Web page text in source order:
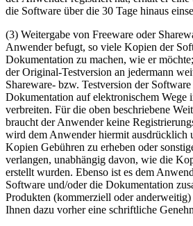
die Software über die 30 Tage hinaus
(3) Weitergabe von Freeware oder
Anwender befugt, so viele Kopien der
Dokumentation zu machen, wie er
der Original-Testversion an jedermann
Shareware- bzw. Testversion der
Dokumentation auf elektronischem Wege
verbreiten. Für die oben beschriebene
braucht der Anwender keine
wird dem Anwender hiermit ausdrücklich
Kopien Gebühren zu erheben oder
verlangen, unabhängig davon, wie die
erstellt wurden. Ebenso ist es dem
Software und/oder die Dokumentation
Produkten (kommerziell oder anderweitig)
Ihnen dazu vorher eine schriftliche